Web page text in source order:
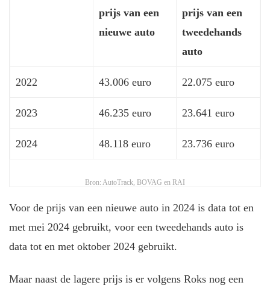
prijs van een
nieuwe auto
prijs van een
tweedehands
auto
2022 43.006 euro 22.075 euro
2023 46.235 euro 23.641 euro
2024 48.118 euro 23.736 euro
Bron: AutoTrack, BOVAG en RAI
Voor de prijs van een nieuwe auto in 2024 is data tot en
met mei 2024 gebruikt, voor een tweedehands auto is
data tot en met oktober 2024 gebruikt.
Maar naast de lagere prijs is er volgens Roks nog een